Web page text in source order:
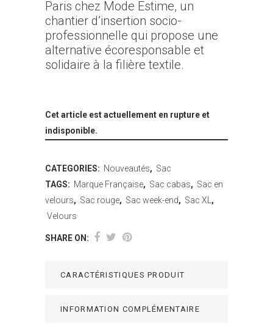
Paris chez Mode Estime, un
chantier d’insertion socio-
professionnelle qui propose une
alternative écoresponsable et
solidaire à la filière textile.
Cet article est actuellement en rupture et
indisponible.
CATEGORIES: Nouveautés, Sac
TAGS: Marque Française, Sac cabas, Sac en
velours, Sac rouge, Sac week-end, Sac XL,
Velours
SHARE ON:
CARACTÉRISTIQUES PRODUIT
INFORMATION COMPLÉMENTAIRE